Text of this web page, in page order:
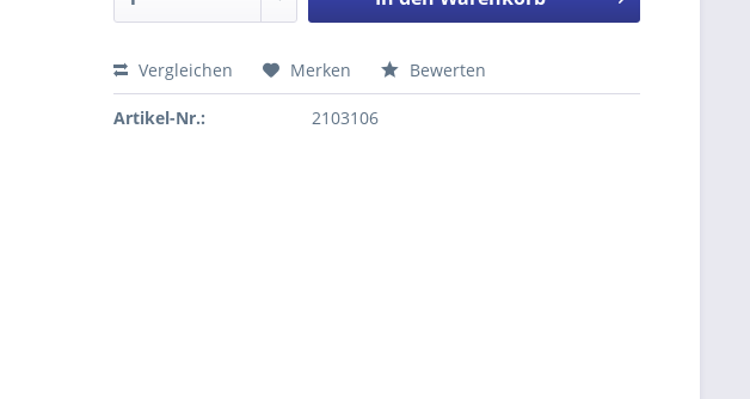
Preis anfragen
Vergleichen Merken Bewerten
Artikel-Nr.: 2103106